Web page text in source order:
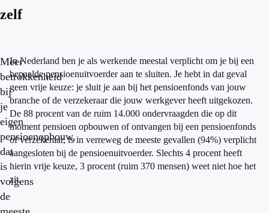
zelf
Meer
betrokkenheid
bij
je
eigen
pensioenopbouw,
dat
is
volgens
de
In Nederland ben je als werkende meestal verplicht om je bij een
bepaalde pensioenuitvoerder aan te sluiten. Je hebt in dat geval
geen vrije keuze: je sluit je aan bij het pensioenfonds van jouw
branche of de verzekeraar die jouw werkgever heeft uitgekozen.
De 88 procent van de ruim 14.000 ondervraagden die op dit
moment pensioen opbouwen of ontvangen bij een pensioenfonds
of verzekeraar, is in verreweg de meeste gevallen (94%) verplicht
aangesloten bij de pensioenuitvoerder. Slechts 4 procent heeft
hierin vrije keuze, 3 procent (ruim 370 mensen) weet niet hoe het
zit.